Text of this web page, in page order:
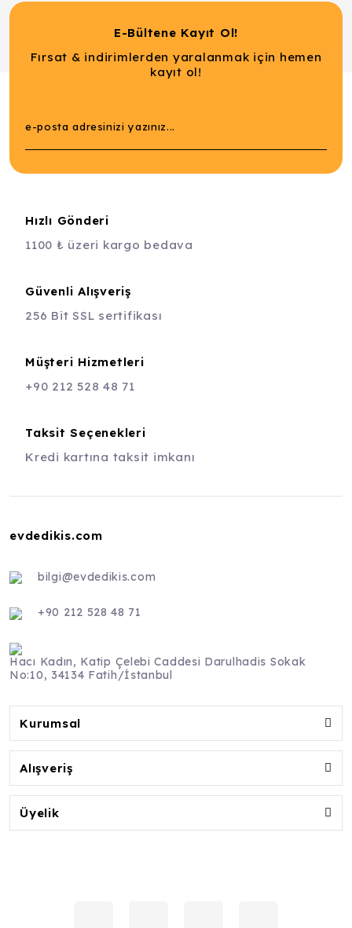
E-Bültene Kayıt Ol!
Fırsat & indirimlerden yaralanmak için hemen
kayıt ol!
Hızlı Gönderi
1100 ₺ üzeri kargo bedava
Güvenli Alışveriş
256 Bit SSL sertifikası
Müşteri Hizmetleri
+90 212 528 48 71
Taksit Seçenekleri
Kredi kartına taksit imkanı
evdedikis.com
bilgi@evdedikis.com
+90 212 528 48 71
Hacı Kadın, Katip Çelebi Caddesi Darulhadis Sokak
No:10, 34134 Fatih/İstanbul
Kurumsal
Alışveriş
Üyelik